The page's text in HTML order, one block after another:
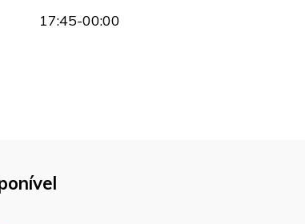
17:45-00:00